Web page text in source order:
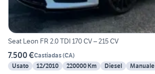
Seat Leon FR 2.0 TDI 170 CV – 215 CV
7.500 €Castiadas(CA)
Usato
12/2010 220000 Km Diesel Manuale